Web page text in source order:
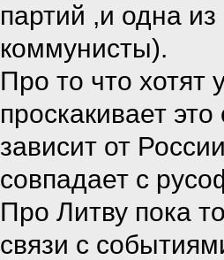
партий ,и одна
коммунисты).
Про то что хотят
проскакивает
зависит от
совпадает с
Про Литву пока
связи с